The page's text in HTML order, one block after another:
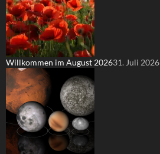
Willkommen im August 202631. Juli 2026